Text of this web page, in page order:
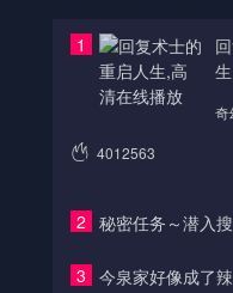
1
生
奇
4012563
2 秘密任务～潜入
3 今泉家好像成了